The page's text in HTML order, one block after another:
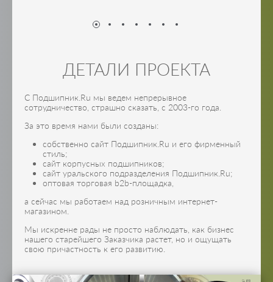
ДЕТАЛИ ПРОЕКТА
С Подшипник.Ru мы ведем непрерывное
сотрудничество, страшно сказать, с 2003-го года.
За это время нами были созданы:
собственно сайт Подшипник.Ru и его фирменный
стиль;
сайт корпусных подшипников;
сайт уральского подразделения Подшипник.Ru;
оптовая торговая b2b-площадка,
а сейчас мы работаем над розничным интернет-
магазином.
Мы искренне рады не просто наблюдать, как бизнес
нашего старейшего Заказчика растет, но и ощущать
свою причастность к его развитию.